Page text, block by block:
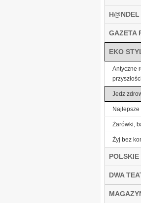
H@NDEL
GAZETA
EKO
Antyczne
przyszłości
Jedz
Najlepsze
Żarówki,
Żyj bez
POLSKIE
DWA